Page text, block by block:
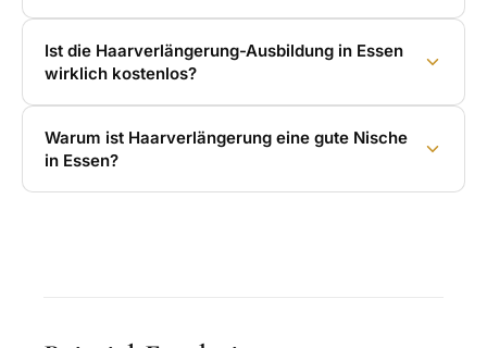
Ist die Haarverlängerung-Ausbildung in Essen
wirklich kostenlos?
Warum ist Haarverlängerung eine gute Nische
in Essen?